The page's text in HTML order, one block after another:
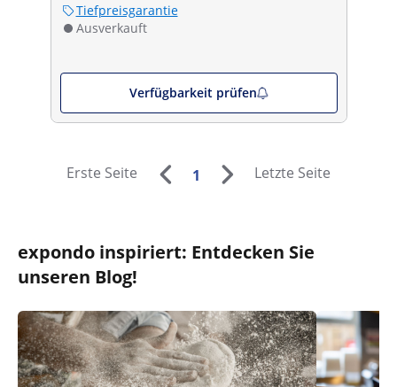
Tiefpreisgarantie
Ausverkauft
Verfügbarkeit prüfen
Erste Seite 1 Letzte Seite
expondo inspiriert: Entdecken Sie
unseren Blog!